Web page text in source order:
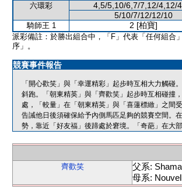
六環彩 4,5/5,10/6,7/7,12/4,12/
5/10/7/12/12/10
騎師王 1 2 [柏寶]
派彩備註：於勝出組合中，「F」代表「任何組合
序」。
競賽事件報告
「開心歡笑」與「幸運精彩」起步時互相大力觸
斜跑。「朝東精英」與「齊歡笑」起步時互相碰撞
處，「較量」在「朝東精英」與「喜蓮標緻」之間
告誡他日後須確保給予內側馬匹足夠的競賽空間。
勢，靠近「好友福」後蹄處於窘境。「奇葩」在大
齊歡笑
父系:
母系: